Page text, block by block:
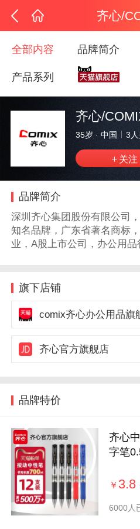
齐心/
全部内容 品牌简介
产品系列
齐心/
35岁 · 中国 3
品牌简介
深圳齐心集团股份有限公司
知名品牌，广东省著名商标
业，A股上市公司，办公用品
旗下店铺
comix齐心办公用品旗
齐心官方旗舰店
品牌特价
齐心
字笔
笔水
￥ 3.8
6000人